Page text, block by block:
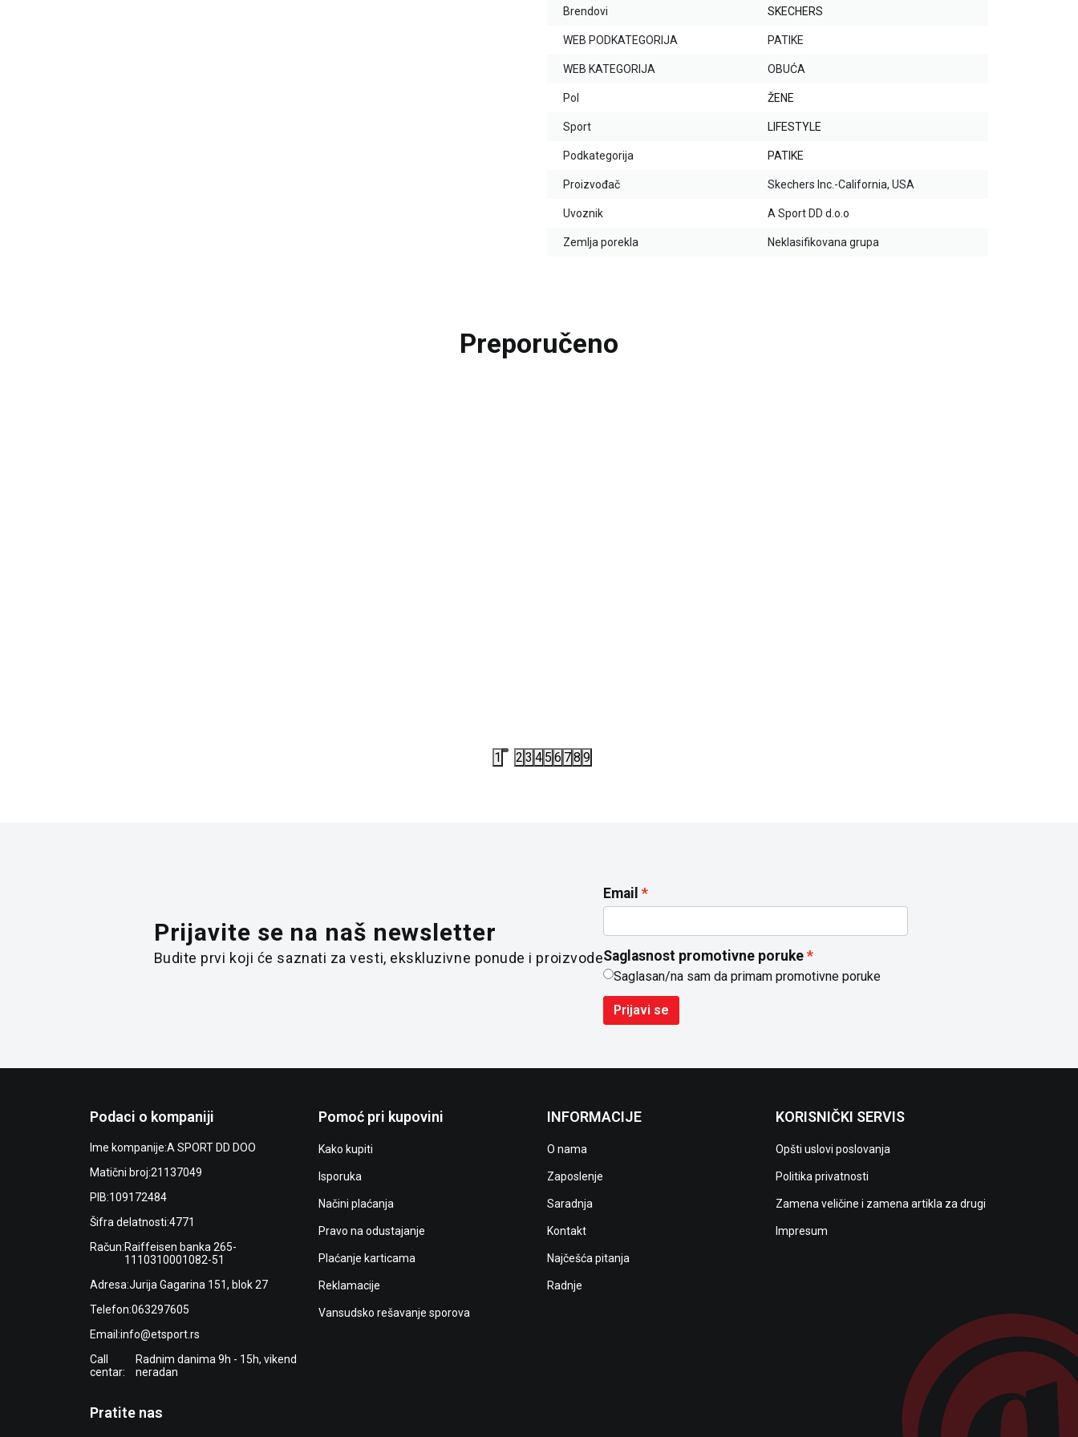
Brendovi SKECHERS
WEB PODKATEGORIJA PATIKE
WEB KATEGORIJA OBUĆA
Pol ŽENE
Sport LIFESTYLE
Podkategorija PATIKE
Proizvođač Skechers Inc.-California, USA
Uvoznik A Sport DD d.o.o
Zemlja porekla Neklasifikovana grupa
Preporučeno
1 2 3 4 5 6 78 9
Prijavite se na naš newsletter
Budite prvi koji će saznati za vesti, ekskluzivne ponude i proizvode
Email
Saglasnost promotivne poruke
Saglasan/na sam da primam promotivne poruke
Prijavi se
Podaci o kompaniji
Ime kompanije:A SPORT DD DOO
Matični broj:21137049
PIB:109172484
Šifra delatnosti:4771
Račun:Raiffeisen banka 265-
1110310001082-51
Adresa:Jurija Gagarina 151, blok 27
Telefon:063297605
Email:info@etsport.rs
Call
centar:
Radnim danima 9h - 15h, vikend
neradan
Pomoć pri kupovini
Kako kupiti
Isporuka
Načini plaćanja
Pravo na odustajanje
Plaćanje karticama
Reklamacije
Vansudsko rešavanje sporova
INFORMACIJE
O nama
Zaposlenje
Saradnja
Kontakt
Najčešća pitanja
Radnje
KORISNIČKI SERVIS
Opšti uslovi poslovanja
Politika privatnosti
Zamena veličine i zamena artikla za drugi
Impresum
Pratite nas